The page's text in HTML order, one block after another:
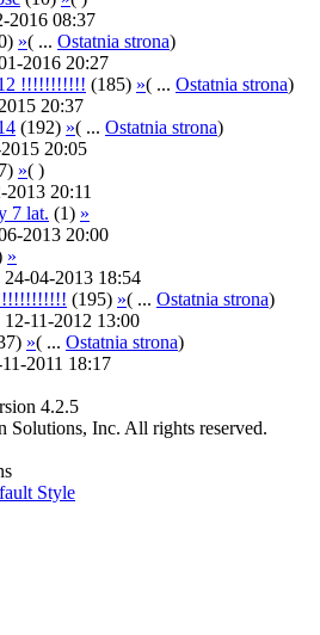
2016 08:37
»( ... Ostatnia strona)
2016 20:27
!!!!!!!!!!! (185) »( ... Ostatnia strona)
20:37
(192) »( ... Ostatnia strona)
20:05
»( )
20:11
7 lat. (1) »
2013 20:00
»
24-04-2013 18:54
(195) »( ... Ostatnia strona)
11-2012 13:00
»( ... Ostatnia strona)
2011 18:17
4.2.5
Inc. All rights reserved.
Style